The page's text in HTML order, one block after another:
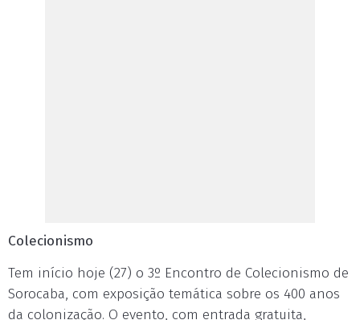
Colecionismo
Tem início hoje (27) o 3º Encontro de Colecionismo de
Sorocaba, com exposição temática sobre os 400 anos
da colonização. O evento, com entrada gratuita,